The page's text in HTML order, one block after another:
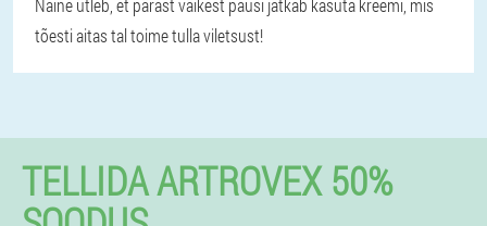
Naine ütleb, et pärast väikest pausi jätkab kasuta kreemi, mis
tõesti aitas tal toime tulla viletsust!
TELLIDA ARTROVEX 50%